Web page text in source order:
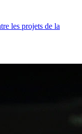
les projets de la